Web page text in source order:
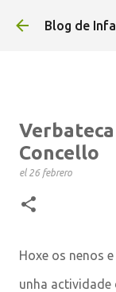
Blog de
Concello
el 26 febrero
Hoxe os nenos
unha actividade